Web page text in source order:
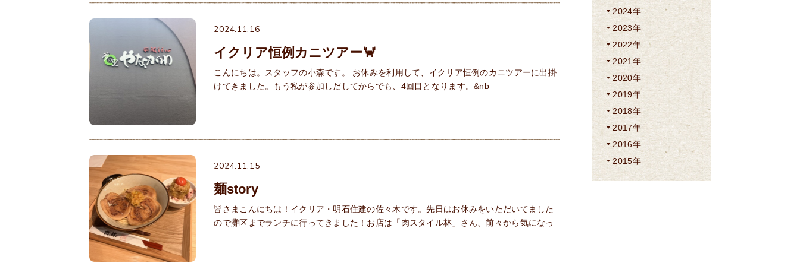
2024.11.16
イクリア恒例カニツアー🦀
こんにちは。スタッフの小森です。 お休みを利用して、イクリア恒例のカニツアーに出掛
けてきました。もう私が参加しだしてからでも、4回目となります。&nb
2024.11.15
麺story
皆さまこんにちは！イクリア・明石住建の佐々木です。先日はお休みをいただいてました
ので灘区までランチに行ってきました！お店は「肉スタイル林」さん、前々から気になっ
2024年
2023年
2022年
2021年
2020年
2019年
2018年
2017年
2016年
2015年